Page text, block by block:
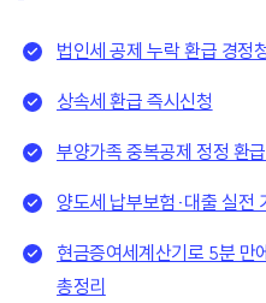
법인세 공제 누락 환급 경정
상속세 환급 즉시신청
부양가족 중복공제 정정 환급
양도세 납부보험·대출 실전
현금증여세계산기로 5분 만
총정리